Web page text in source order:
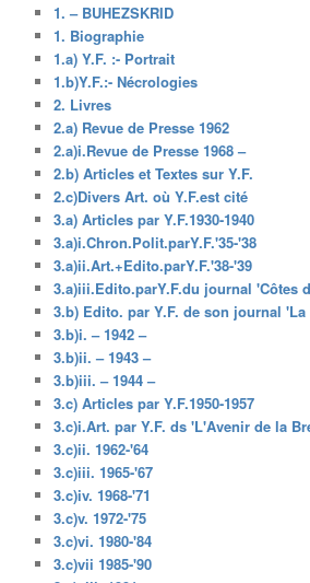
1. – BUHEZSKRID
1. Biographie
1.a) Y.F. :- Portrait
1.b)Y.F.:- Nécrologies
2. Livres
2.a) Revue de Presse 1962
2.a)i.Revue de Presse 1968 –
2.b) Articles et Textes sur Y.F.
2.c)Divers Art. où Y.F.est cité
3.a) Articles par Y.F.1930-1940
3.a)i.Chron.Polit.parY.F.'35-'38
3.a)ii.Art.+Edito.parY.F.'38-'39
3.a)iii.Edito.parY.F.du journal 'Côtes
3.b) Edito. par Y.F. de son journal 'La
3.b)i. – 1942 –
3.b)ii. – 1943 –
3.b)iii. – 1944 –
3.c) Articles par Y.F.1950-1957
3.c)i.Art. par Y.F. ds 'L'Avenir de la
3.c)ii. 1962-'64
3.c)iii. 1965-'67
3.c)iv. 1968-'71
3.c)v. 1972-'75
3.c)vi. 1980-'84
3.c)vii 1985-'90